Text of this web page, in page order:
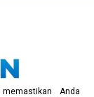
Anda